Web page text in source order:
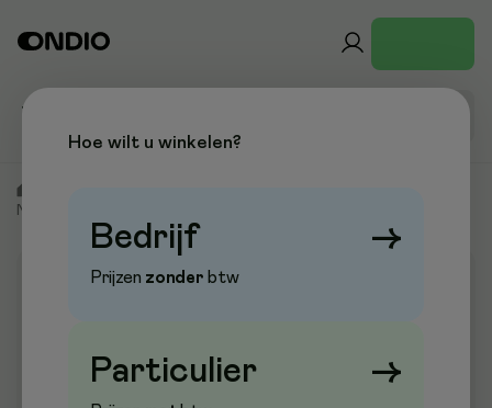
Nietjes
Aanbieding
Hoe wilt u winkelen?
Bedrijf →
Prijzen zonder btw
Particulier →